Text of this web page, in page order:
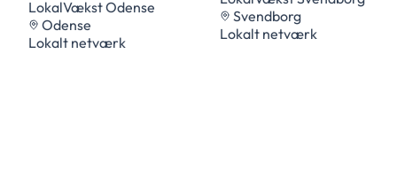
LokalVækst Odense
Odense
Lokalt netværk
Svendborg
Lokalt netværk